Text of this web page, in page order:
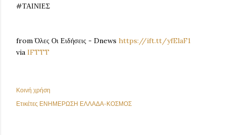
#ΤΑΙΝΙΕΣ
from Όλες Οι Ειδήσεις - Dnews https://ift.tt/yfElaF1
via IFTTT
Κοινή χρήση
Ετικέτες ΕΝΗΜΕΡΩΣΗ ΕΛΛΑΔΑ-ΚΟΣΜΟΣ